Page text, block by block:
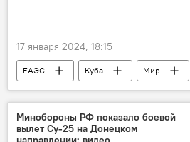
17 января 2024, 18:15
ЕАЭС Куба
Мир
сотрудничество
Минобороны РФ показало боевой
вылет Су-25 на Донецком